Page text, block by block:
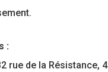
:
rue de la Résistance,